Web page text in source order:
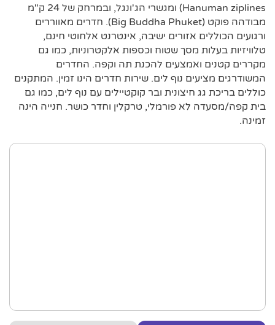
Hanuman ziplines) ומגשרי הג'ונגל, ובמרחק של 24 ק"מ
מבודהה פוקט (Big Buddha Phuket). חדרים מאווררים
ורגועים הכוללים אזורים ישיבה, אינטרנט אלחוטי חינם,
טלוויזיות בעלות מסך שטוח וכספות אלקטרוניות, כמו גם
מקררים קטנים ואמצעים להכנת תה וקפה. החדרים
המשודרגים מציעים נוף לים. שירות חדרים הינו זמין. המתקנים
כוללים בריכת גג חיצונית ובר קוקטיילים עם נוף לים, כמו גם
בית קפה/מסעדה לא פורמלי, טרקלין וחדר כושר. חנייה הינה
זמינה.